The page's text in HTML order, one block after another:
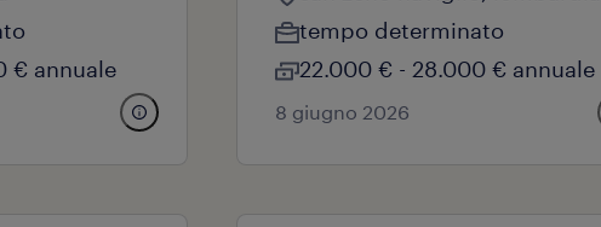
€ annuale
tempo determinato
22.000 € - 28.000 € annuale
8 giugno 2026